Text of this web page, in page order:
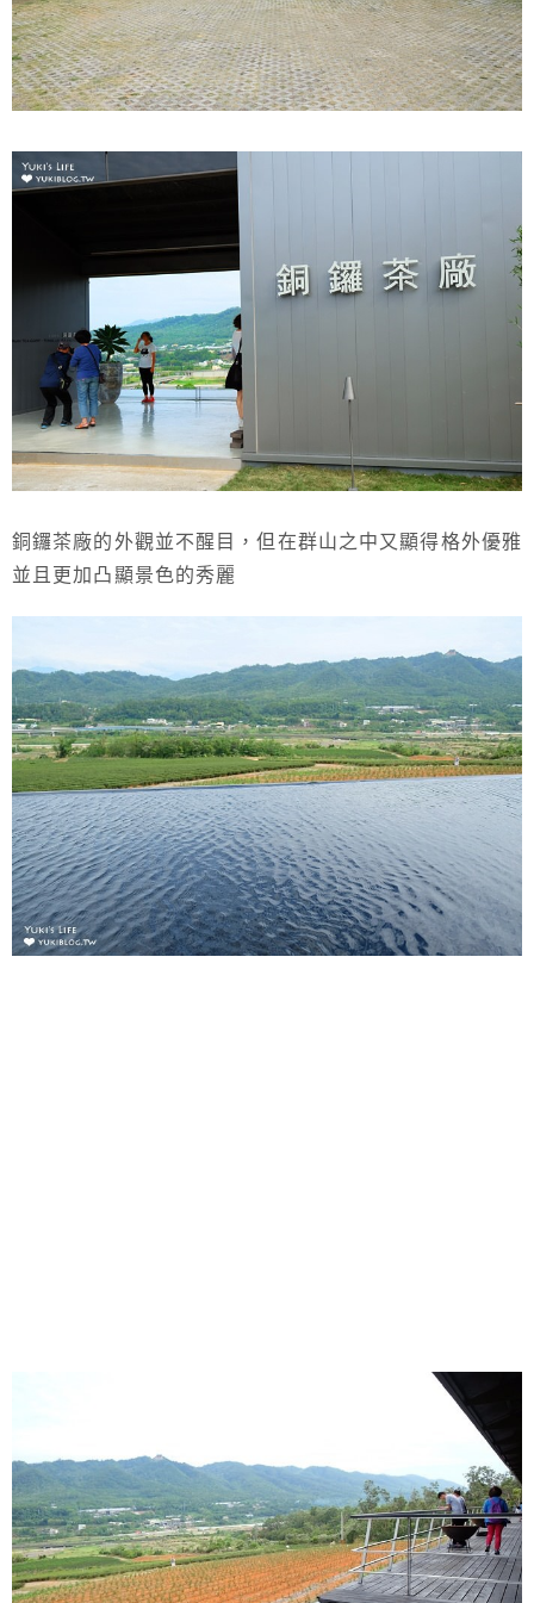
銅鑼茶廠的外觀並不醒目，但在群山之中又顯得格外優雅
並且更加凸顯景色的秀麗